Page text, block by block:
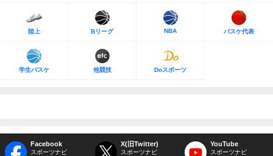
陸上 Bリーグ NBA バスケ代表
学生バスケ 他競技 Doスポーツ
Facebook
スポーツナビ
X(旧Twitter)
スポーツナビ
YouTube
スポーツナビ